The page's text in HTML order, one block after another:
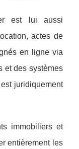
est lui aussi
actes de
en ligne via
et des systèmes
juridiquement
immobiliers et
entièrement les